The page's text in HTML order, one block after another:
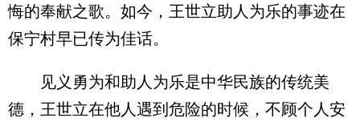
悔的奉献之歌。如今，王世立助人为乐的事迹在
保宁村早已传为佳话。
见义勇为和助人为乐是中华民族的传统美
德，王世立在他人遇到危险的时候，不顾个人安